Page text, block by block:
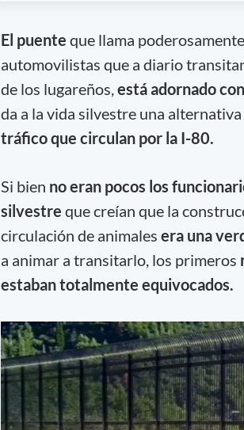
El puente que llama
automovilistas que a diario
de los lugareños, está adornado
da a la vida silvestre una
tráfico que circulan por la I-80.
Si bien no eran pocos los
silvestre que creían que la
circulación de animales era una
a animar a transitarlo, los primeros
estaban totalmente equivocados.